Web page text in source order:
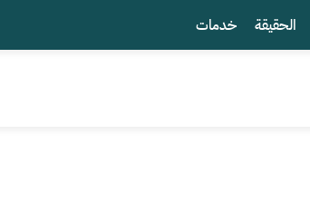
الحقيقة خدمات